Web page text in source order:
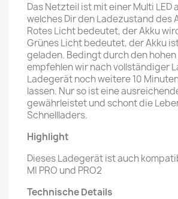
Das Netzteil ist mit einer Multi
welches Dir den Ladezustand des
Rotes Licht bedeutet, der Akku
Grünes Licht bedeutet, der Akku
geladen. Bedingt durch den
empfehlen wir nach vollständiger
Ladegerät noch weitere 10
lassen. Nur so ist eine
gewährleistet und schont die
Schnellladers.
Highlight
Dieses Ladegerät ist auch
MI PRO und PRO2
Technische Details